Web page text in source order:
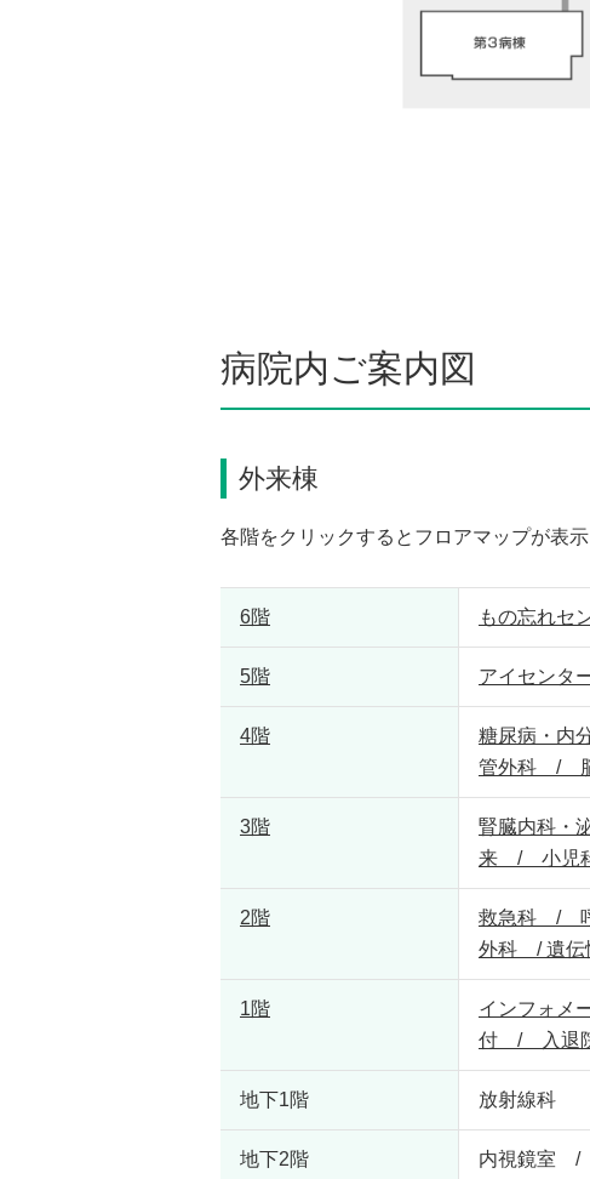
病院内ご案内図
外来棟
各階をクリックするとフロアマップが表示
6階 もの忘れ
5階 アイセン
4階
糖尿病・
管外科 /
3階
腎臓内科
来 / 小児
2階
救急科 / 呼
外科 / 遺
1階
インフォ
付 / 入退
地下1階 放射線科
地下2階 内視鏡室 /